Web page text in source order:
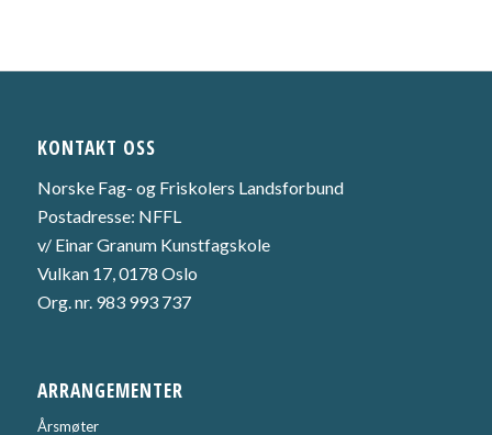
KONTAKT OSS
Norske Fag- og Friskolers Landsforbund
Postadresse: NFFL
v/ Einar Granum Kunstfagskole
Vulkan 17, 0178 Oslo
Org. nr. 983 993 737
ARRANGEMENTER
Årsmøter